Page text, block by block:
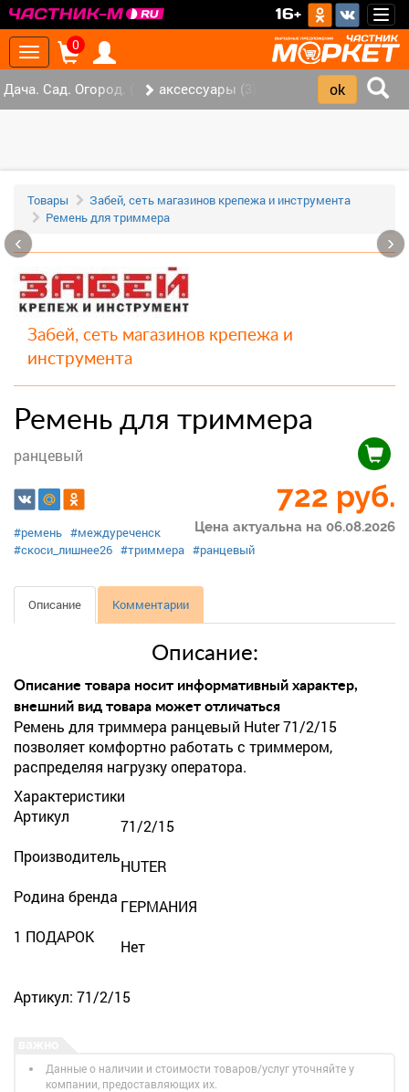
16+
Toggle
navigation
0
Дача. Сад. Огород. (147)аксессуары (3)
Товары
Забей, сеть магазинов крепежа и инструмента
Ремень для триммера
Забей, сеть магазинов крепежа и
инструмента
Ремень для триммера
ранцевый
722 руб.
Цена актуальна на 06.08.2026
#ремень #междуреченск
#скоси_лишнее26 #триммера #ранцевый
Описание Комментарии
Описание:
Описание товара носит информативный характер,
внешний вид товара может отличаться
Ремень для триммера ранцевый Huter 71/2/15
позволяет комфортно работать с триммером,
распределяя нагрузку оператора.
Характеристики
Артикул
71/2/15
Производитель
HUTER
Родина бренда
ГЕРМАНИЯ
1 ПОДАРОК
Нет
Артикул: 71/2/15
Данные о наличии и стоимости товаров/услуг уточняйте у
компании, предоставляющих их.
‹ ›